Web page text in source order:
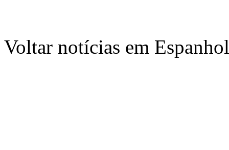
Voltar notícias em Espanhol